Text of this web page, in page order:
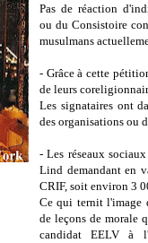
Pas de réaction
ou du Consistoire
musulmans
- Grâce à cette
de leurs
Les signataires ont
des organisations ou
-Les réseaux
Lind demandant en
CRIF, soit environ 3
Ce qui ternit l'image
de leçons de morale
candidat EELV à